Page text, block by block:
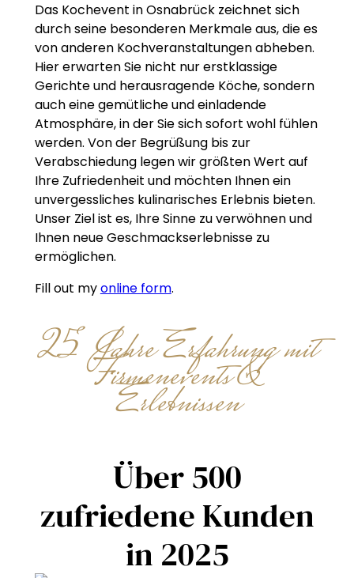
Das Kochevent in Osnabrück zeichnet sich
durch seine besonderen Merkmale aus, die es
von anderen Kochveranstaltungen abheben.
Hier erwarten Sie nicht nur erstklassige
Gerichte und herausragende Köche, sondern
auch eine gemütliche und einladende
Atmosphäre, in der Sie sich sofort wohl fühlen
werden. Von der Begrüßung bis zur
Verabschiedung legen wir größten Wert auf
Ihre Zufriedenheit und möchten Ihnen ein
unvergessliches kulinarisches Erlebnis bieten.
Unser Ziel ist es, Ihre Sinne zu verwöhnen und
Ihnen neue Geschmackserlebnisse zu
ermöglichen.
Fill out myonline form.
25 Jahre Erfahrung mit
Firmenevents &
Erlebnissen
Über 500
zufriedene Kunden
in 2025